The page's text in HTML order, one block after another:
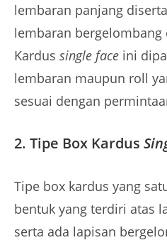
lembaran panjang
lembaran bergelombang
Kardus single face ini
lembaran maupun roll
sesuai dengan
2. Tipe Box Kardus
Tipe box kardus yang
bentuk yang terdiri atas
serta ada lapisan